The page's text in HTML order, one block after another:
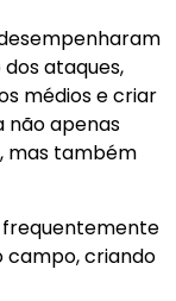
ataques,
médios e criar
não apenas
mas também
frequentemente
criando